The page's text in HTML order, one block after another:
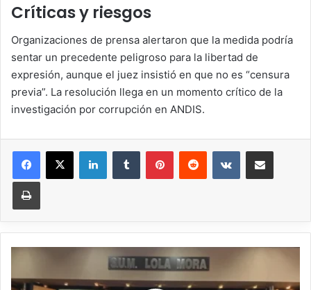
Críticas y riesgos
Organizaciones de prensa alertaron que la medida podría
sentar un precedente peligroso para la libertad de
expresión, aunque el juez insistió en que no es “censura
previa”. La resolución llega en un momento crítico de la
investigación por corrupción en ANDIS.